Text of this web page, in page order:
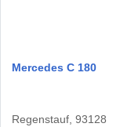
Mercedes C 180
Regenstauf, 93128